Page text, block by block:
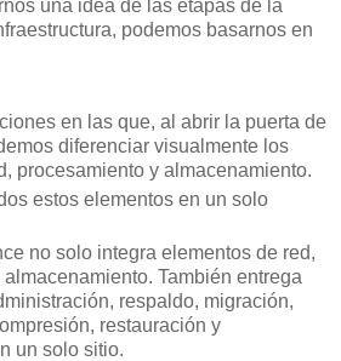
una idea de las etapas de la
podemos basarnos en
en las que, al abrir la puerta de
diferenciar visualmente los
procesamiento y almacenamiento.
estos elementos en un solo
no solo integra elementos de red,
También entrega
respaldo, migración,
restauración y
un solo sitio.